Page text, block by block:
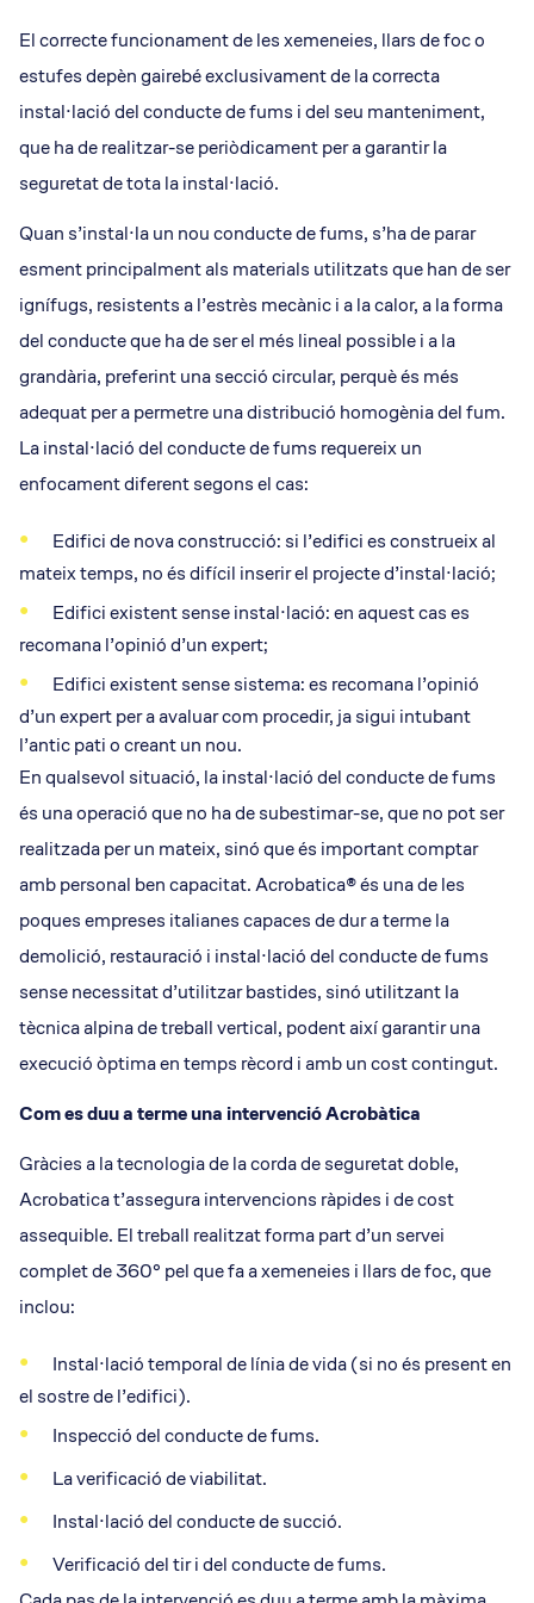
El correcte funcionament de les xemeneies, llars de foc o
estufes depèn gairebé exclusivament de la correcta
instal·lació del conducte de fums i del seu manteniment,
que ha de realitzar-se periòdicament per a garantir la
seguretat de tota la instal·lació.
Quan s’instal·la un nou conducte de fums, s’ha de parar
esment principalment als materials utilitzats que han de ser
ignífugs, resistents a l’estrès mecànic i a la calor, a la forma
del conducte que ha de ser el més lineal possible i a la
grandària, preferint una secció circular, perquè és més
adequat per a permetre una distribució homogènia del fum.
La instal·lació del conducte de fums requereix un
enfocament diferent segons el cas:
Edifici de nova construcció: si l’edifici es construeix al
mateix temps, no és difícil inserir el projecte d’instal·lació;
Edifici existent sense instal·lació: en aquest cas es
recomana l’opinió d’un expert;
Edifici existent sense sistema: es recomana l’opinió
d’un expert per a avaluar com procedir, ja sigui intubant
l’antic pati o creant un nou.
En qualsevol situació, la instal·lació del conducte de fums
és una operació que no ha de subestimar-se, que no pot ser
realitzada per un mateix, sinó que és important comptar
amb personal ben capacitat. Acrobatica® és una de les
poques empreses italianes capaces de dur a terme la
demolició, restauració i instal·lació del conducte de fums
sense necessitat d’utilitzar bastides, sinó utilitzant la
tècnica alpina de treball vertical, podent així garantir una
execució òptima en temps rècord i amb un cost contingut.
Com es duu a terme una intervenció Acrobàtica
Gràcies a la tecnologia de la corda de seguretat doble,
Acrobatica t’assegura intervencions ràpides i de cost
assequible. El treball realitzat forma part d’un servei
complet de 360° pel que fa a xemeneies i llars de foc, que
inclou:
Instal·lació temporal de línia de vida (si no és present en
el sostre de l’edifici).
Inspecció del conducte de fums.
La verificació de viabilitat.
Instal·lació del conducte de succió.
Verificació del tir i del conducte de fums.